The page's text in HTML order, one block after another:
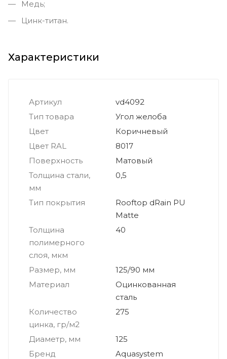
Медь;
Цинк-титан.
Характеристики
Артикул
vd4092
Тип товара
Угол желоба
Цвет
Коричневый
Цвет RAL
8017
Поверхность
Матовый
Толщина стали,
мм
0,5
Тип покрытия
Rooftop dRain PU
Matte
Толщина
полимерного
слоя, мкм
40
Размер, мм
125/90 мм
Материал
Оцинкованная
сталь
Количество
цинка, гр/м2
275
Диаметр, мм
125
Бренд
Aquasystem